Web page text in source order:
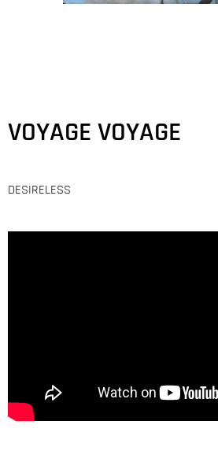
VOYAGE VOYAGE
DESIRELESS